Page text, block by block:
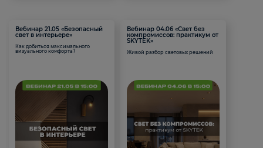
Вебинар 21.05 «Безопасный
свет в интерьере»
Как добиться максимального
визуального комфорта?
Вебинар 04.06 «Свет без
компромиссов: практикум от
SKYTEK»
Живой разбор световых решений